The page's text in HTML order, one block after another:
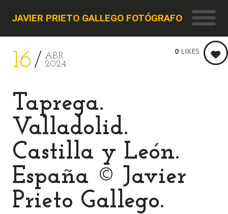
JAVIER PRIETO GALLEGO FOTÓGRAFO
16
ABR
2024
Taprega.
Valladolid.
Castilla y León.
España © Javier
Prieto Gallego.
0 LIKES